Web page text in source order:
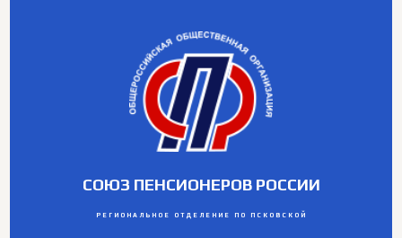
СОЮЗ ПЕНСИОНЕРОВ РОССИИ
РЕГИОНАЛЬНОЕ ОТДЕЛЕНИЕ ПО ПСКОВСКОЙ